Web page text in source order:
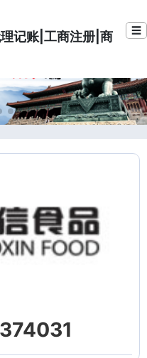
记账|工商注册|商
☰